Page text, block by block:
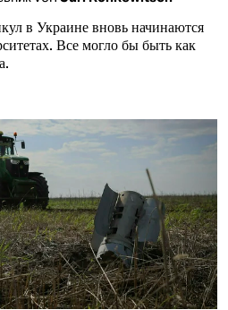
в Украине вновь начинаются
Все могло бы быть как